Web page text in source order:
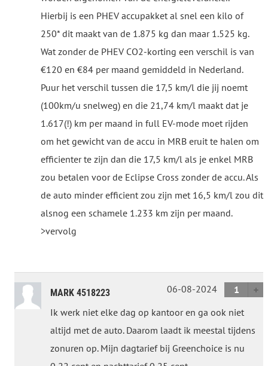
Hierbij is een PHEV accupakket al snel een kilo of
250* dit maakt van de 1.875 kg dan maar 1.525 kg.
Wat zonder de PHEV CO2-korting een verschil is van
€120 en €84 per maand gemiddeld in Nederland.
Puur het verschil tussen die 17,5 km/l die jij noemt
(100km/u snelweg) en die 21,74 km/l maakt dat je
1.617(!) km per maand in full EV-mode moet rijden
om het gewicht van de accu in MRB eruit te halen om
efficienter te zijn dan die 17,5 km/l als je enkel MRB
zou betalen voor de Eclipse Cross zonder de accu. Als
de auto minder efficient zou zijn met 16,5 km/l zou dit
alsnog een schamele 1.233 km zijn per maand.
>vervolg
MARK 4518223 06-08-2024
1
Ik werk niet elke dag op kantoor en ga ook niet
altijd met de auto. Daarom laadt ik meestal tijdens
zonuren op. Mijn dagtarief bij Greenchoice is nu